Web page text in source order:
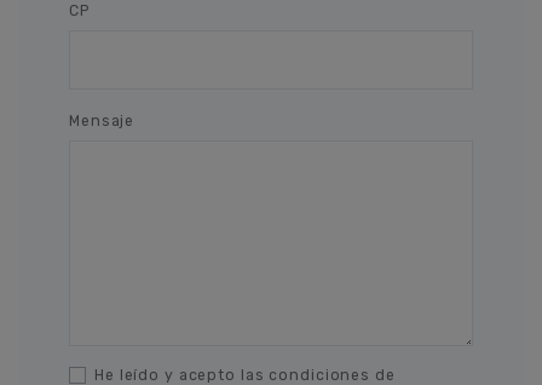
CP
Mensaje
He leído y acepto las condiciones de